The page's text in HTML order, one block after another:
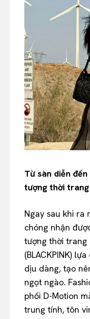
Từ sàn diễn
tượng thời
Ngay sau khi ra
chóng nhận
tượng thời trang
(BLACKPINK)
dịu dàng, tạo
ngọt ngào.
phối D-Motion
trung tính, tôn